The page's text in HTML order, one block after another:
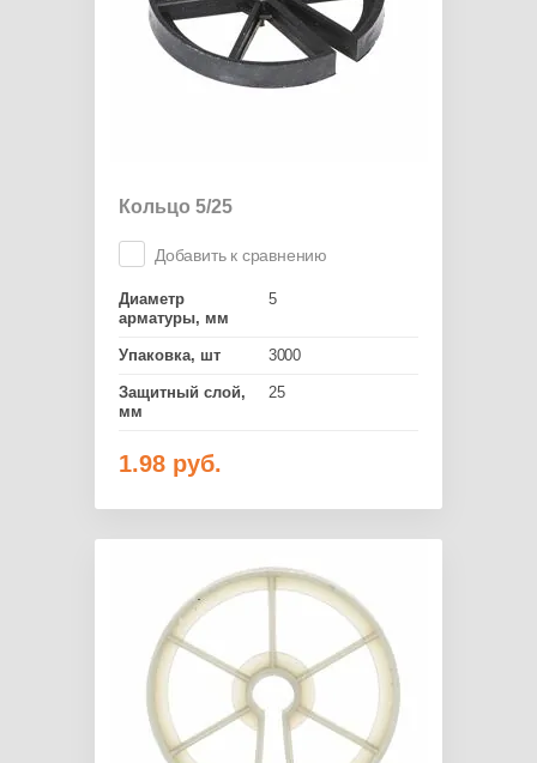
Кольцо 5/25
Добавить к сравнению
Диаметр
арматуры, мм
5
Упаковка, шт 3000
Защитный слой,
мм
25
1.98 руб.